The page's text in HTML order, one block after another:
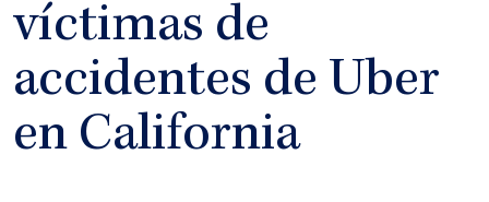
víctimas de
accidentes de Uber
en California